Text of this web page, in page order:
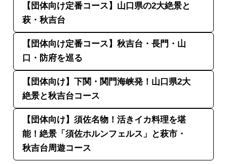
【団体向け定番コース】山口県の2大絶景と
萩・秋吉台
【団体向け定番コース】秋吉台・長門・山
口・防府を巡る
【団体向け】下関・関門海峡発！山口県2大
絶景と秋吉台コース
【団体向け】須佐名物！活きイカ料理を堪
能！絶景「須佐ホルンフェルス」と萩市・
秋吉台周遊コース